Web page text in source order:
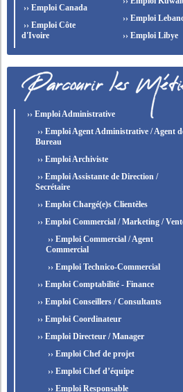
›› Emploi Canada
›› Emploi Côte
d'Ivoire
›› Emploi
›› Emploi Libye
›› Emploi Administrative
›› Emploi Agent Administrative / Agent
Bureau
›› Emploi Archiviste
›› Emploi Assistante de Direction /
Secrétaire
›› Emploi Chargé(e)s Clientèles
›› Emploi Commercial / Marketing /
›› Emploi Commercial / Agent
Commercial
›› Emploi Technico-Commercial
›› Emploi Comptabilité - Finance
›› Emploi Conseillers / Consultants
›› Emploi Coordinateur
›› Emploi Directeur / Manager
›› Emploi Chef de projet
›› Emploi Chef d’équipe
›› Emploi Responsable